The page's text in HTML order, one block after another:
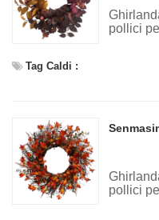
pollici
Tag Caldi :
pollici